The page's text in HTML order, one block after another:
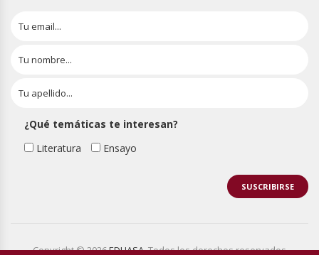
¿Qué temáticas te interesan?
Literatura
Ensayo
Copyright © 2026EDHASA. Todos los derechos reservados